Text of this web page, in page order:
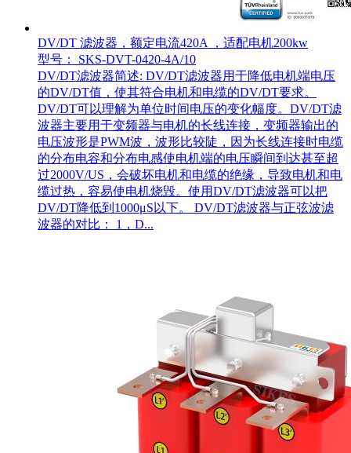
DV/DT 滤波器，额定电流420A ，适配电机200kw
型号： SKS-DVT-0420-4A/10
DV/DT滤波器简述: DV/DT滤波器用于降低电机端电压
的DV/DT值，使其符合电机和电缆的DV/DT要求。
DV/DT可以理解为单位时间电压的变化幅度。DV/DT滤
波器主要用于变频器与电机的长线连接，变频器输出的
电压波形是PWM波，波形比较陡，因为长线连接时电缆
的分布电容和分布电感使电机端的电压瞬间到达甚至超
过2000V/US，会破坏电机和电缆的绝缘，导致电机和电
缆过热，容易使电机烧毁。使用DV/DT滤波器可以把
DV/DT降低到1000μS以下。 DV/DT滤波器与正弦波滤
波器的对比： 1，D...